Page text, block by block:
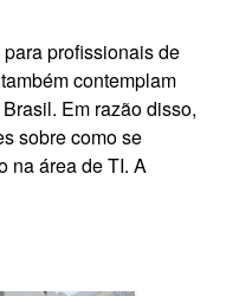
profissionais de
contemplam
Em razão disso,
sobre como se
na área de TI. A